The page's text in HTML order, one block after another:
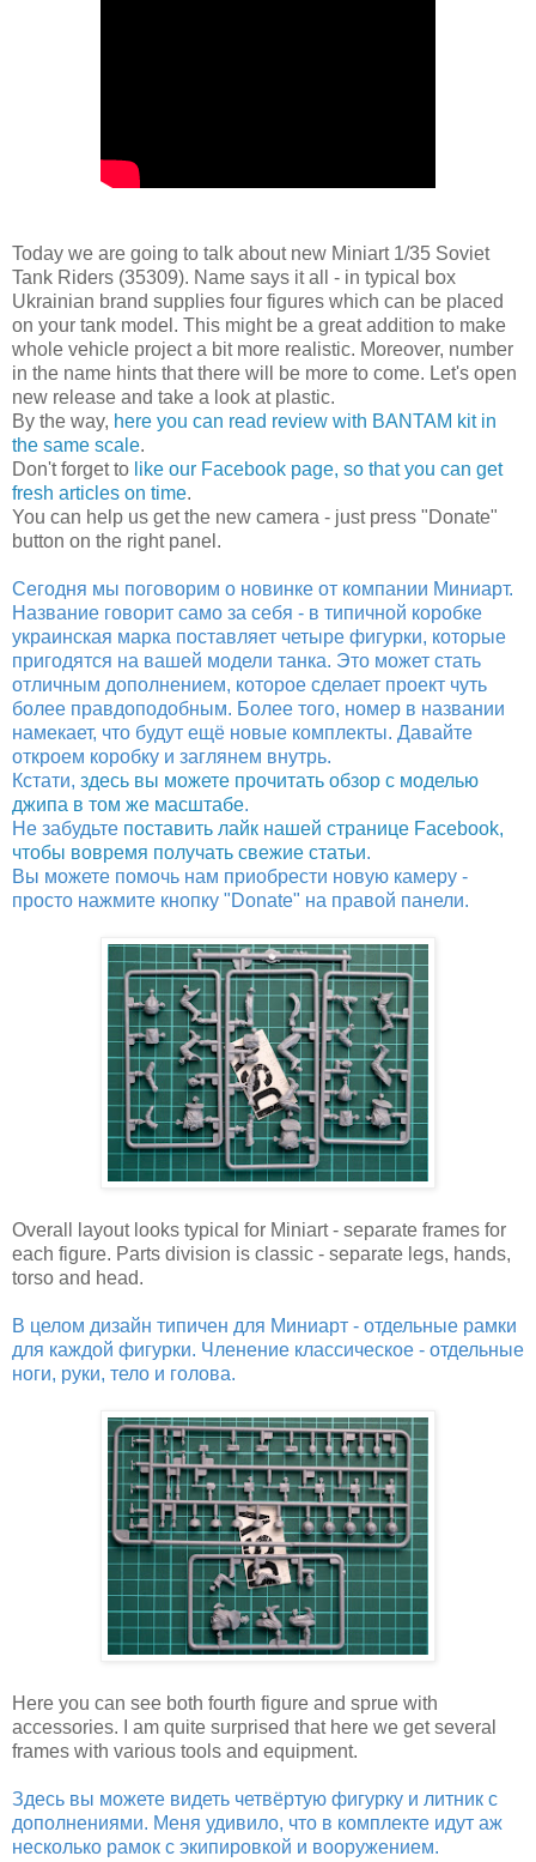
Today we are going to talk about new Miniart 1/35 Soviet
Tank Riders (35309). Name says it all - in typical box
Ukrainian brand supplies four figures which can be placed
on your tank model. This might be a great addition to make
whole vehicle project a bit more realistic. Moreover, number
in the name hints that there will be more to come. Let's open
new release and take a look at plastic.
By the way, here you can read review with BANTAM kit in
the same scale.
Don't forget to like our Facebook page, so that you can get
fresh articles on time.
You can help us get the new camera - just press "Donate"
button on the right panel.
Сегодня мы поговорим о новинке от компании Миниарт.
Название говорит само за себя - в типичной коробке
украинская марка поставляет четыре фигурки, которые
пригодятся на вашей модели танка. Это может стать
отличным дополнением, которое сделает проект чуть
более правдоподобным. Более того, номер в названии
намекает, что будут ещё новые комплекты. Давайте
откроем коробку и заглянем внутрь.
Кстати, здесь вы можете прочитать обзор с моделью
джипа в том же масштабе.
Не забудьте поставить лайк нашей странице Facebook,
чтобы вовремя получать свежие статьи.
Вы можете помочь нам приобрести новую камеру -
просто нажмите кнопку "Donate" на правой панели.
Overall layout looks typical for Miniart - separate frames for
each figure. Parts division is classic - separate legs, hands,
torso and head.
В целом дизайн типичен для Миниарт - отдельные рамки
для каждой фигурки. Членение классическое - отдельные
ноги, руки, тело и голова.
Here you can see both fourth figure and sprue with
accessories. I am quite surprised that here we get several
frames with various tools and equipment.
Здесь вы можете видеть четвёртую фигурку и литник с
дополнениями. Меня удивило, что в комплекте идут аж
несколько рамок с экипировкой и вооружением.